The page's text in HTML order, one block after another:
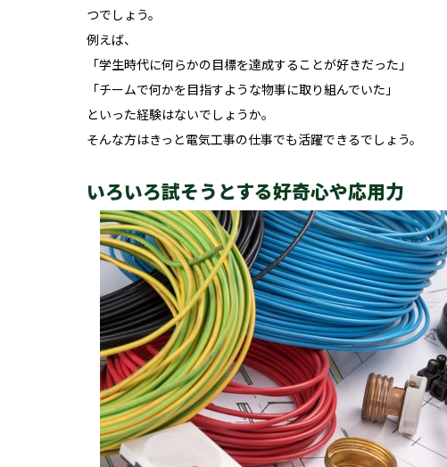
つでしょう。
例えば、
「学生時代に何らかの目標を達成することが好きだった」
「チームで何かを目指すような物事に取り組んでいた」
といった経験はないでしょうか。
そんな方はきっと電気工事の仕事でも活躍できるでしょう。
いろいろ試そうとする好奇心や応用力